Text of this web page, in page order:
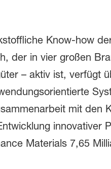
Know-how
der in vier großen
– aktiv ist, verfügt
mit den
innovativer
Materials 7,65